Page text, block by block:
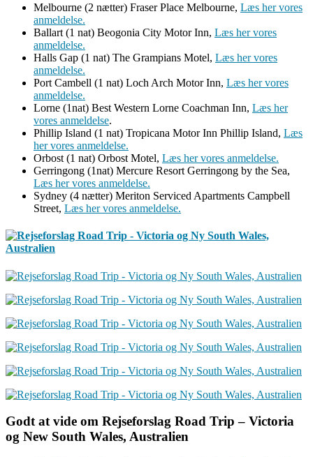
Melbourne (2 nætter) Fraser Place Melbourne, Læs her vores
anmeldelse.
Ballart (1 nat) Beogonia City Motor Inn, Læs her vores
anmeldelse.
Halls Gap (1 nat) The Grampians Motel, Læs her vores
anmeldelse.
Port Cambell (1 nat) Loch Arch Motor Inn, Læs her vores
anmeldelse.
Lorne (1nat) Best Western Lorne Coachman Inn, Læs her
vores anmeldelse.
Phillip Island (1 nat) Tropicana Motor Inn Phillip Island, Læs
her vores anmeldelse.
Orbost (1 nat) Orbost Motel, Læs her vores anmeldelse.
Gerringong (1nat) Mercure Resort Gerringong by the Sea,
Læs her vores anmeldelse.
Sydney (4 nætter) Meriton Serviced Apartments Campbell
Street, Læs her vores anmeldelse.
Godt at vide om Rejseforslag Road Trip – Victoria
og New South Wales, Australien